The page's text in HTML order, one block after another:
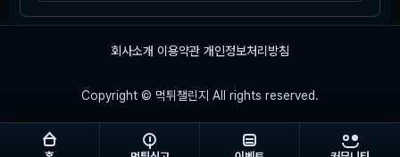
회사소개 이용약관 개인정보처리방침
Copyright © 먹튀챌린지 All rights reserved.